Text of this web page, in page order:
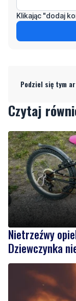
Nietrzeźwy
Dziewczynka